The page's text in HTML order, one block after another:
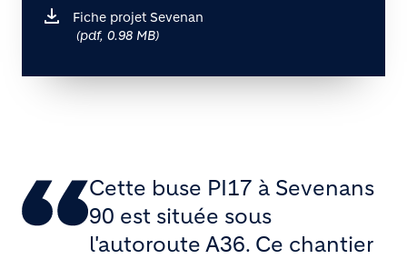
Fiche projet Sevenan
(pdf, 0.98 MB)
Cette buse PI17 à Sevenans
90 est située sous
l'autoroute A36. Ce chantier